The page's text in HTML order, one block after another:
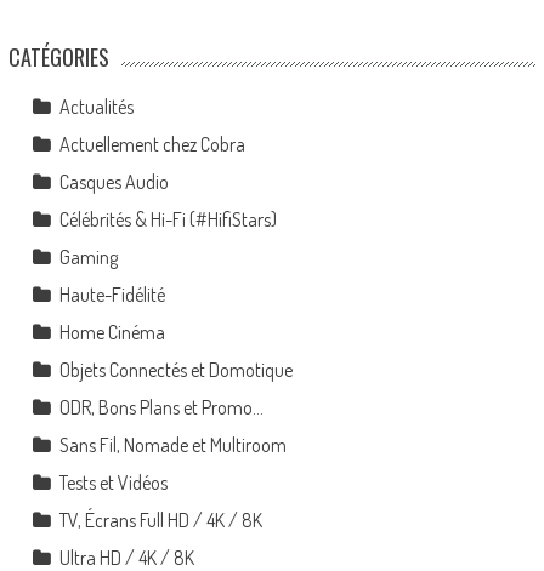
CATÉGORIES
Actualités
Actuellement chez Cobra
Casques Audio
Célébrités & Hi-Fi (#HifiStars)
Gaming
Haute-Fidélité
Home Cinéma
Objets Connectés et Domotique
ODR, Bons Plans et Promo…
Sans Fil, Nomade et Multiroom
Tests et Vidéos
TV, Écrans Full HD / 4K / 8K
Ultra HD / 4K / 8K